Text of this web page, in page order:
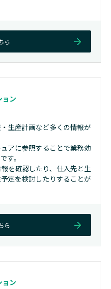
ら
ョン
生産計画など多くの情報が
アに参照することで業務効
す。
を確認したり、仕入先と生
定を検討したりすることが
ら
ョン